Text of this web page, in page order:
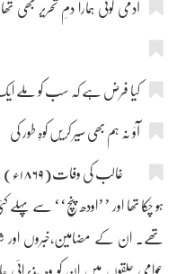
آدمی کوئی ہمارا دمِ تحریر بھی تھا
کیا فرض ہے کہ سب کو ملے
آؤ نہ ہم بھی سیر کریں کوہِ طور کی
غالب
ہو چکا تھا اور ’’اودھ پنچ‘‘ سے
تھے۔ ان کے مضامین،خبروں اور
عوامی حلقوں میں ان کو وہ